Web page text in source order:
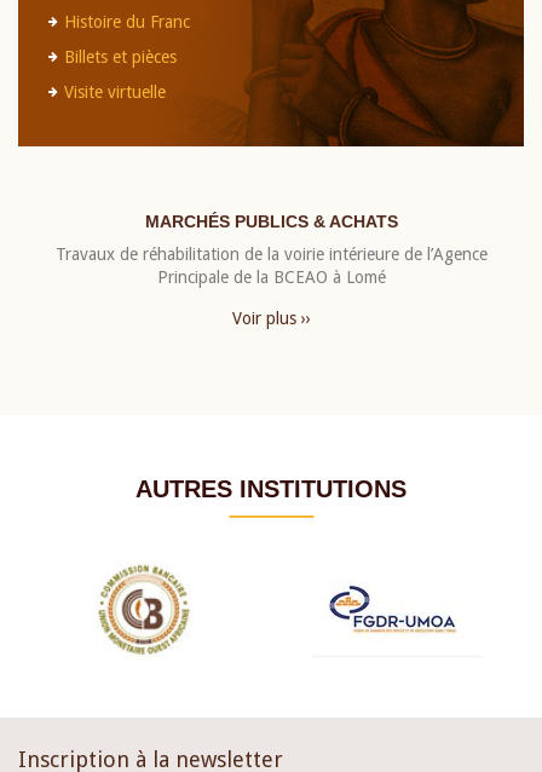
Histoire du Franc
Billets et pièces
Visite virtuelle
MARCHÉS PUBLICS & ACHATS
Travaux de réhabilitation de la voirie intérieure de l’Agence
Principale de la BCEAO à Lomé
Voir plus ››
AUTRES INSTITUTIONS
Inscription à la newsletter